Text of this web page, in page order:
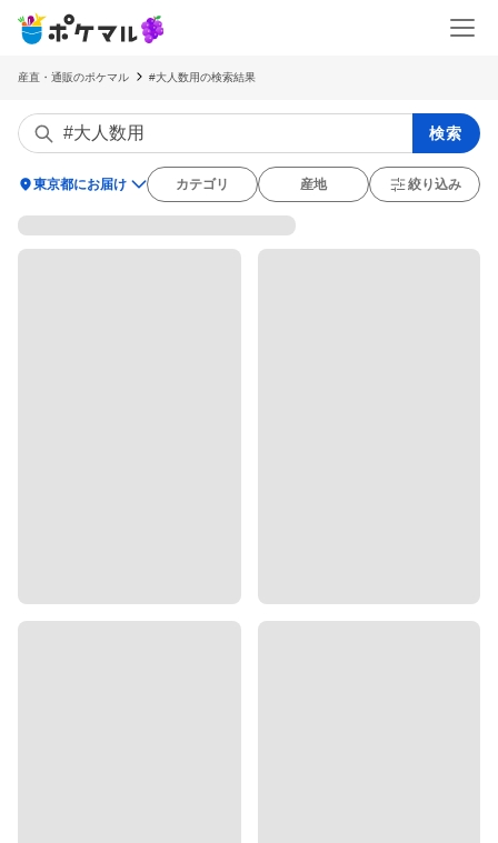
産直・通販のポケマル #大人数用の検索結果
検索
location_on東京都にお届け カテゴリ 産地 絞り込み